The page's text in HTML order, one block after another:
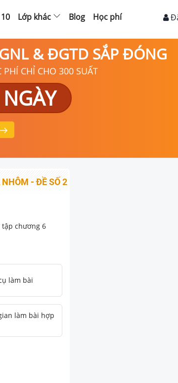
Lớp khác Blog Học phí
& ĐGTD SẮP ĐÓNG
CHỈ CHO 300 SUẤT
- ĐỀ SỐ 2
chương 6
làm bài
làm bài hợp